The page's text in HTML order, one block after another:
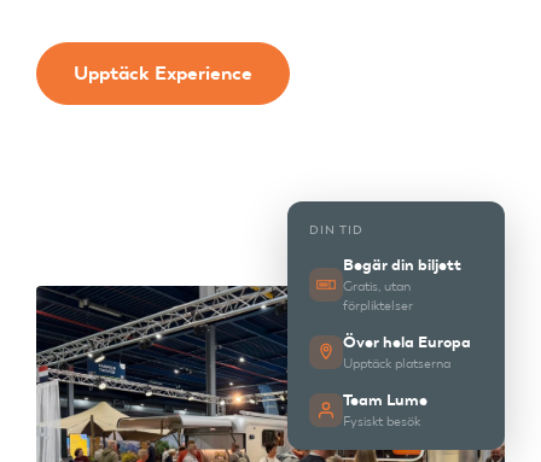
Upptäck Experience
DIN TID
Begär din biljett
Gratis, utan
förpliktelser
Över hela Europa
Upptäck platserna
Team Lume
Fysiskt besök